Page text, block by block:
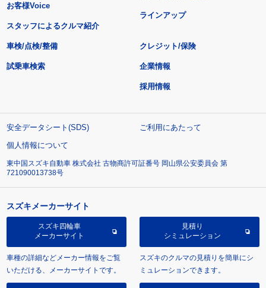
お客様Voice
スタッフによるクルマ紹介
ラインアップ
車検/点検/整備 クレジット/保険
試乗車検索 企業情報
採用情報
安全データシート(SDS)
ご利用にあたって
個人情報について
東中国スズキ自動車 株式会社 古物商許可証番号 岡山県公安委員会 第
721090013738号
スズキメーカーサイト
スズキ四輪車
メーカーサイト
車種の詳細などメーカー情報をご覧
いただける、メーカーサイトです。
見積り
シミュレーション
スズキのクルマの見積りを簡単にシ
ミュレーションできます。